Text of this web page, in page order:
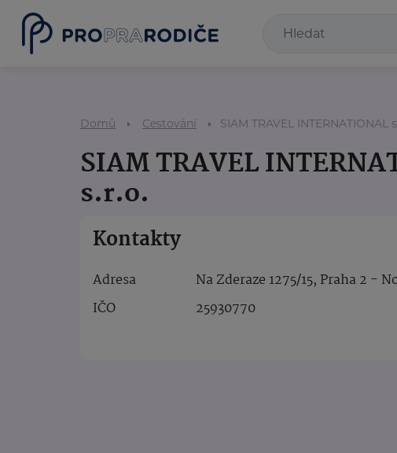
Domů Cestování SIAM TRAVEL INTERNATIONAL
SIAM TRAVEL
s.r.o.
Kontakty
Adresa
Na Zderaze 1275/15, Praha 2 -
IČO
25930770